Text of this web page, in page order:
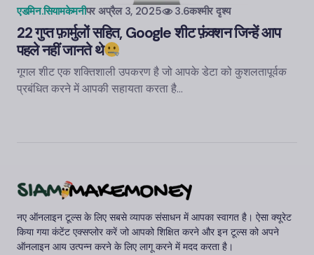
एडमिन.सियामकेमनीपर अप्रैल 3, 2025 3.6कश्मीर दृश्य
22 गुप्त फ़ार्मुलों सहित, Google शीट फ़ंक्शन जिन्हें आप
पहले नहीं जानते थे
गूगल शीट एक शक्तिशाली उपकरण है जो आपके डेटा को कुशलतापूर्वक
प्रबंधित करने में आपकी सहायता करता है...
नए ऑनलाइन टूल्स के लिए सबसे व्यापक संसाधन में आपका स्वागत है। ऐसा क्यूरेट
किया गया कंटेंट एक्सप्लोर करें जो आपको शिक्षित करने और इन टूल्स को अपने
ऑनलाइन आय उत्पन्न करने के लिए लागू करने में मदद करता है।